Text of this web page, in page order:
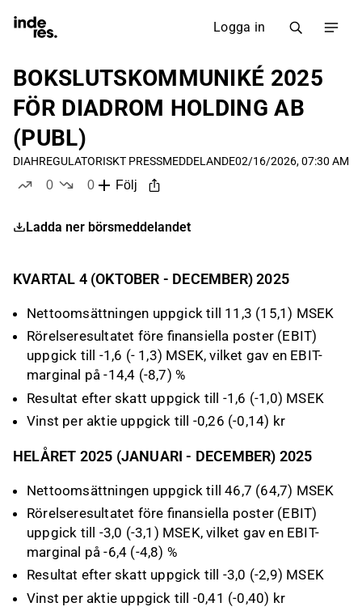
Logga in
BOKSLUTSKOMMUNIKÉ 2025
FÖR DIADROM HOLDING AB
(PUBL)
DIAHREGULATORISKT PRESSMEDDELANDE02/16/2026, 07:30 AM
0
0
Följ
Ladda ner börsmeddelandet
KVARTAL 4 (OKTOBER - DECEMBER) 2025
Nettoomsättningen uppgick till 11,3 (15,1) MSEK
Rörelseresultatet före finansiella poster (EBIT)
uppgick till -1,6 (- 1,3) MSEK, vilket gav en EBIT-
marginal på -14,4 (-8,7) %
Resultat efter skatt uppgick till -1,6 (-1,0) MSEK
Vinst per aktie uppgick till -0,26 (-0,14) kr
HELÅRET 2025 (JANUARI - DECEMBER) 2025
Nettoomsättningen uppgick till 46,7 (64,7) MSEK
Rörelseresultatet före finansiella poster (EBIT)
uppgick till -3,0 (-3,1) MSEK, vilket gav en EBIT-
marginal på -6,4 (-4,8) %
Resultat efter skatt uppgick till -3,0 (-2,9) MSEK
Vinst per aktie uppgick till -0,41 (-0,40) kr